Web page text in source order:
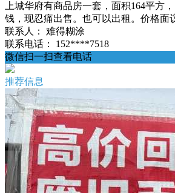
上城华府有商品房一套，面积164平方
钱，现忍痛出售。也可以出租。价格面
联系人：
难得糊涂
联系电话：
152****7518
微信扫一扫查看电话
推荐信息